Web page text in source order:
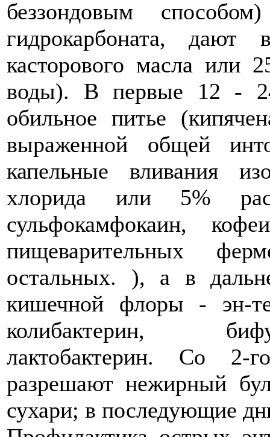
беззондовым
гидрокарбоната, дают
касторового масла или
воды). В первые 12 -
обильное питье
выраженной общей
капельные вливания
хлорида или 5%
сульфокамфокаин,
пищеварительных
остальных. ), а в
кишечной флоры - эн-
колибактерин,
лактобактерин. Со 2-
разрешают нежирный
сухари; в последующие